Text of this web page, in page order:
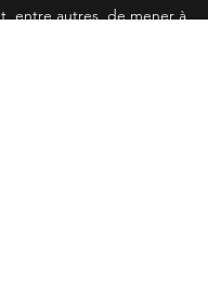
entre autres, de mener à